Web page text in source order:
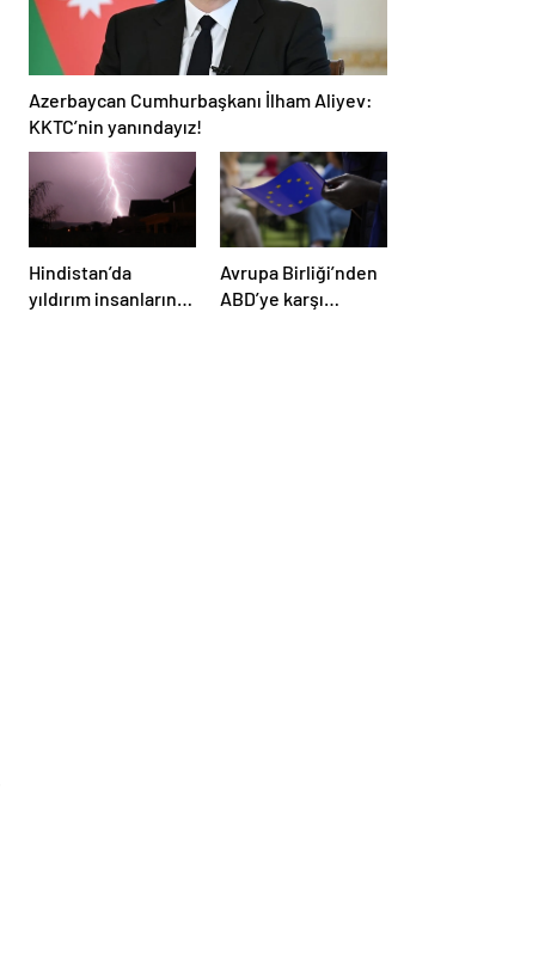
Azerbaycan Cumhurbaşkanı İlham Aliyev:
KKTC’nin yanındayız!
Hindistan’da
yıldırım insanların
Avrupa Birliği’nden
ABD’ye karşı